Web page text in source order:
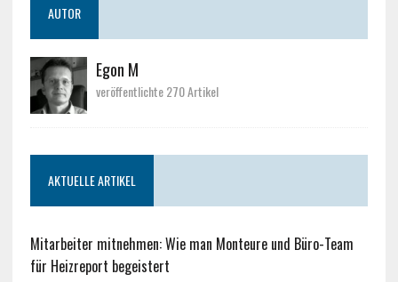
AUTOR
Egon M
veröffentlichte 270 Artikel
AKTUELLE ARTIKEL
Mitarbeiter mitnehmen: Wie man Monteure und Büro-Team
für Heizreport begeistert